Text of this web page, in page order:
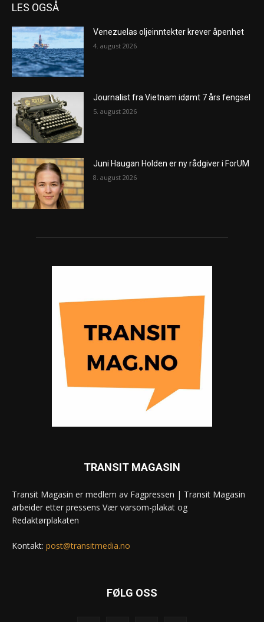
LES OGSÅ
Venezuelas oljeinntekter krever åpenhet
4. august 2026
Journalist fra Vietnam idømt 7 års fengsel
5. august 2026
Juni Haugan Holden er ny rådgiver i ForUM
8. august 2026
TRANSIT MAGASIN
Transit Magasin er medlem av Fagpressen | Transit Magasin
arbeider etter pressens Vær varsom-plakat og
Redaktørplakaten
Kontakt: post@transitmedia.no
FØLG OSS